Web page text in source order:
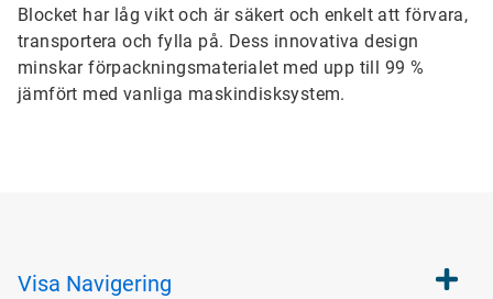
Blocket har låg vikt och är säkert och enkelt att förvara,
transportera och fylla på. Dess innovativa design
minskar förpackningsmaterialet med upp till 99 %
jämfört med vanliga maskindisksystem.
Visa Navigering